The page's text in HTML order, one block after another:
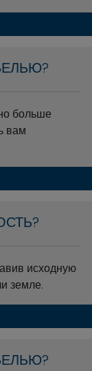
больше
вам
исходную
земле.